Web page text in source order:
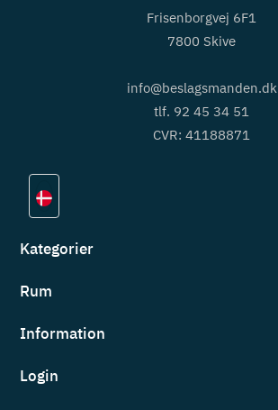
Frisenborgvej 6F1
7800 Skive
info@beslagsmanden.dk
tlf. 92 45 34 51
CVR: 41188871
Kategorier
Rum
Information
Login